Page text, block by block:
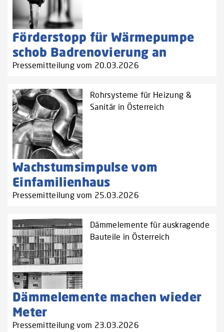
Förderstopp für Wärmepumpe
schob Badrenovierung an
Pressemitteilung vom 20.03.2026
Rohrsysteme für Heizung &
Sanitär in Österreich
Wachstumsimpulse vom
Einfamilienhaus
Pressemitteilung vom 25.03.2026
Dämmelemente für auskragende
Bauteile in Österreich
Dämmelemente machen wieder
Meter
Pressemitteilung vom 23.03.2026